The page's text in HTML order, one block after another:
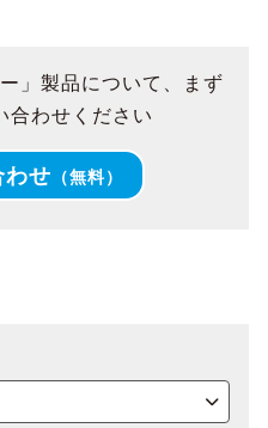
」製品について、まず
合わせください
せ （無料）